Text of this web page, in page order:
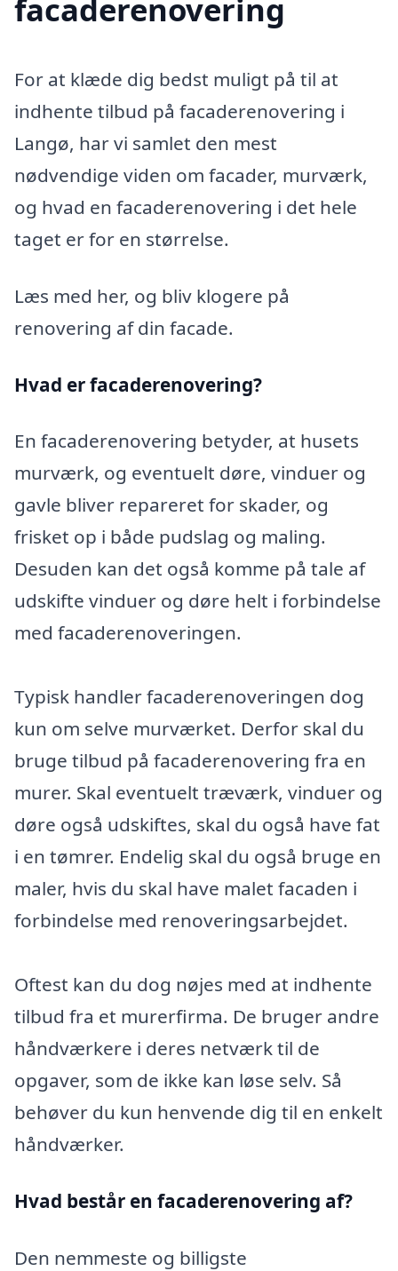
facaderenovering
For at klæde dig bedst muligt på til at
indhente tilbud på facaderenovering i
Langø, har vi samlet den mest
nødvendige viden om facader, murværk,
og hvad en facaderenovering i det hele
taget er for en størrelse.
Læs med her, og bliv klogere på
renovering af din facade.
Hvad er facaderenovering?
En facaderenovering betyder, at husets
murværk, og eventuelt døre, vinduer og
gavle bliver repareret for skader, og
frisket op i både pudslag og maling.
Desuden kan det også komme på tale af
udskifte vinduer og døre helt i forbindelse
med facaderenoveringen.
Typisk handler facaderenoveringen dog
kun om selve murværket. Derfor skal du
bruge tilbud på facaderenovering fra en
murer. Skal eventuelt træværk, vinduer og
døre også udskiftes, skal du også have fat
i en tømrer. Endelig skal du også bruge en
maler, hvis du skal have malet facaden i
forbindelse med renoveringsarbejdet.
Oftest kan du dog nøjes med at indhente
tilbud fra et murerfirma. De bruger andre
håndværkere i deres netværk til de
opgaver, som de ikke kan løse selv. Så
behøver du kun henvende dig til en enkelt
håndværker.
Hvad består en facaderenovering af?
Den nemmeste og billigste